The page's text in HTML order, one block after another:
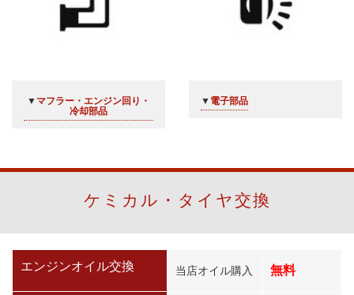
▼ マフラー・エンジン回り・
冷却部品
▼ 電子部品
ケミカル・タイヤ交換
エンジンオイル交換 当店オイル購入 無料